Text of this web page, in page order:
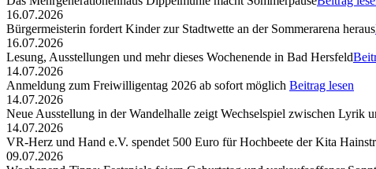
16.07.2026
Bürgermeisterin fordert Kinder zur Stadtwette an der Sommerarena heraus
16.07.2026
Lesung, Ausstellungen und mehr dieses Wochenende in Bad Hersfeld
14.07.2026
Anmeldung zum Freiwilligentag 2026 ab sofort möglich Beitrag lesen
14.07.2026
Neue Ausstellung in der Wandelhalle zeigt Wechselspiel zwischen Lyrik
14.07.2026
VR-Herz und Hand e.V. spendet 500 Euro für Hochbeete der Kita
09.07.2026